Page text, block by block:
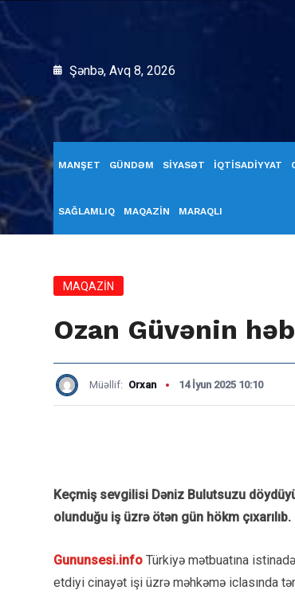
Şənbə, Avq 8, 2026
MANŞET GÜNDƏM SİYASƏT İQTİSADİYYAT
SAĞLAMLIQ MAQAZİN MARAQLI
MAQAZİN
Ozan Güvənin
Müəllif: Orxan 14 İyun 2025 10:10
Keçmiş sevgilisi Dəniz Bulutsuzu
olunduğu iş üzrə ötən gün hökm çıxarılıb.
Gununsesi.info Türkiyə mətbuatına
etdiyi cinayət işi üzrə məhkəmə iclasında